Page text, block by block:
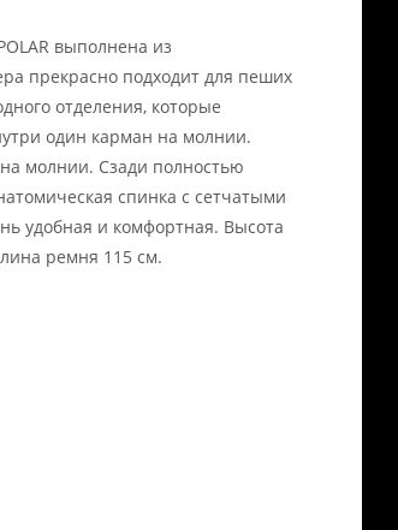
выполнена из
прекрасно подходит для пеших
отделения, которые
один карман на молнии.
молнии. Сзади полностью
спинка с сетчатыми
удобная и комфортная. Высота
ремня 115 см.